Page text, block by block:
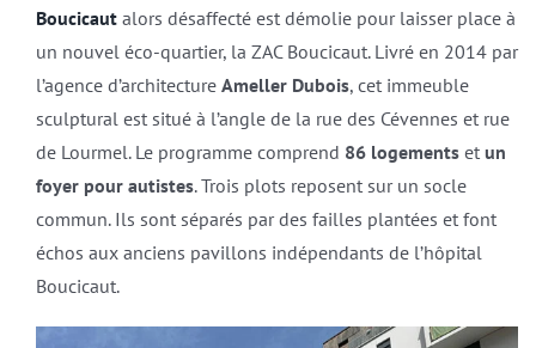
Boucicaut alors désaffecté est démolie pour laisser place à
un nouvel éco-quartier, la ZAC Boucicaut. Livré en 2014 par
l’agence d’architecture Ameller Dubois, cet immeuble
sculptural est situé à l’angle de la rue des Cévennes et rue
de Lourmel. Le programme comprend 86 logements et un
foyer pour autistes. Trois plots reposent sur un socle
commun. Ils sont séparés par des failles plantées et font
échos aux anciens pavillons indépendants de l’hôpital
Boucicaut.